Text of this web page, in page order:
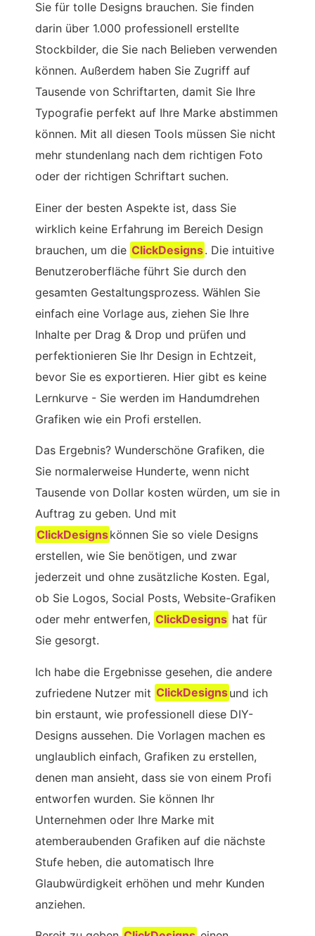
Sie für tolle Designs brauchen. Sie finden
darin über 1.000 professionell erstellte
Stockbilder, die Sie nach Belieben verwenden
können. Außerdem haben Sie Zugriff auf
Tausende von Schriftarten, damit Sie Ihre
Typografie perfekt auf Ihre Marke abstimmen
können. Mit all diesen Tools müssen Sie nicht
mehr stundenlang nach dem richtigen Foto
oder der richtigen Schriftart suchen.
Einer der besten Aspekte ist, dass Sie
wirklich keine Erfahrung im Bereich Design
brauchen, um die ClickDesigns. Die intuitive
Benutzeroberfläche führt Sie durch den
gesamten Gestaltungsprozess. Wählen Sie
einfach eine Vorlage aus, ziehen Sie Ihre
Inhalte per Drag & Drop und prüfen und
perfektionieren Sie Ihr Design in Echtzeit,
bevor Sie es exportieren. Hier gibt es keine
Lernkurve - Sie werden im Handumdrehen
Grafiken wie ein Profi erstellen.
Das Ergebnis? Wunderschöne Grafiken, die
Sie normalerweise Hunderte, wenn nicht
Tausende von Dollar kosten würden, um sie in
Auftrag zu geben. Und mit
ClickDesignskönnen Sie so viele Designs
erstellen, wie Sie benötigen, und zwar
jederzeit und ohne zusätzliche Kosten. Egal,
ob Sie Logos, Social Posts, Website-Grafiken
oder mehr entwerfen, ClickDesigns hat für
Sie gesorgt.
Ich habe die Ergebnisse gesehen, die andere
zufriedene Nutzer mit ClickDesignsund ich
bin erstaunt, wie professionell diese DIY-
Designs aussehen. Die Vorlagen machen es
unglaublich einfach, Grafiken zu erstellen,
denen man ansieht, dass sie von einem Profi
entworfen wurden. Sie können Ihr
Unternehmen oder Ihre Marke mit
atemberaubenden Grafiken auf die nächste
Stufe heben, die automatisch Ihre
Glaubwürdigkeit erhöhen und mehr Kunden
anziehen.